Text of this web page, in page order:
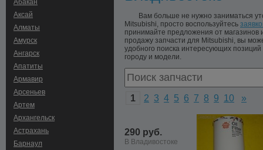
Абакан
Аксай
Алматы
Амурск
Ангарск
Апатиты
Армавир
Арсеньев
Артем
Архангельск
Астрахань
Барнаул
Вам больше не нужно заниматься
Mitsubishi, просто воспользуйтесь
принимайте предложения от
продажу запчасти для Mitsubishi, вы
удобного поиска интересующих
городу и модели.
1 2 3 4 5 6 7 8 9 10 »
290 руб.
В Владивостоке